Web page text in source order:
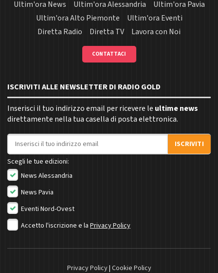
Ultim'ora News
Ultim'ora Alessandria
Ultim'ora Pavia
Ultim'ora Alto Piemonte
Ultim'ora Eventi
Diretta Radio
Diretta TV Lavora con Noi
CONTATTACI
ISCRIVITI ALLE NEWSLETTER DI RADIO GOLD
Inserisci il tuo indirizzo email per ricevere le ultime news
direttamente nella tua casella di posta elettronica.
Indirizzo email
ISCRIVITI
Scegli le tue edizioni:
News Alessandria
News Pavia
Eventi Nord-Ovest
Accetto l'iscrizione e la Privacy Policy
Privacy Policy| Cookie Policy